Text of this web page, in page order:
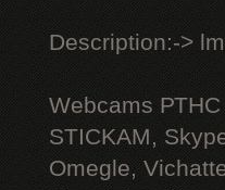
Description:->
Webcams РТНС
STICKAM,
Omegle,